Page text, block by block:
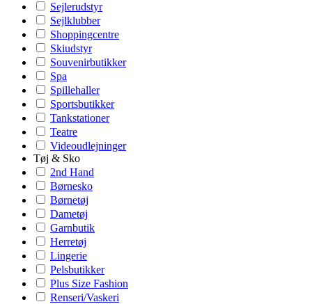
Sejlerudstyr
Sejlklubber
Shoppingcentre
Skiudstyr
Souvenirbutikker
Spa
Spillehaller
Sportsbutikker
Tankstationer
Teatre
Videoudlejninger
Tøj & Sko
2nd Hand
Børnesko
Børnetøj
Dametøj
Garnbutik
Herretøj
Lingerie
Pelsbutikker
Plus Size Fashion
Renseri/Vaskeri